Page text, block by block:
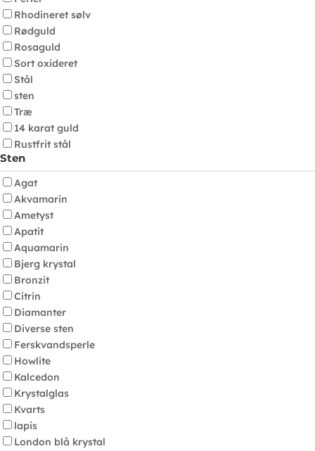
Rhodineret sølv
Rødguld
Rosaguld
Sort oxideret
Stål
sten
Træ
14 karat guld
Rustfrit stål
Sten
Agat
Akvamarin
Ametyst
Apatit
Aquamarin
Bjerg krystal
Bronzit
Citrin
Diamanter
Diverse sten
Ferskvandsperle
Howlite
Kalcedon
Krystalglas
Kvarts
lapis
London blå krystal